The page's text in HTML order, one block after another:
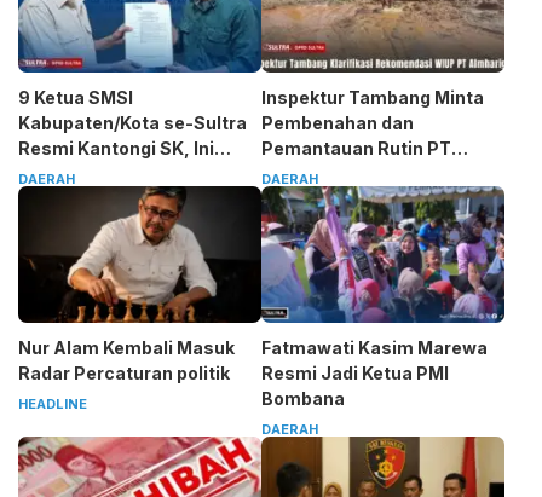
9 Ketua SMSI
Kabupaten/Kota se-Sultra
Resmi Kantongi SK, Ini
Pesan Tegas Sarjono
DAERAH
Inspektur Tambang Minta
Pembenahan dan
Pemantauan Rutin PT
Almharig
DAERAH
Nur Alam Kembali Masuk
Radar Percaturan politik
HEADLINE
Fatmawati Kasim Marewa
Resmi Jadi Ketua PMI
Bombana
DAERAH